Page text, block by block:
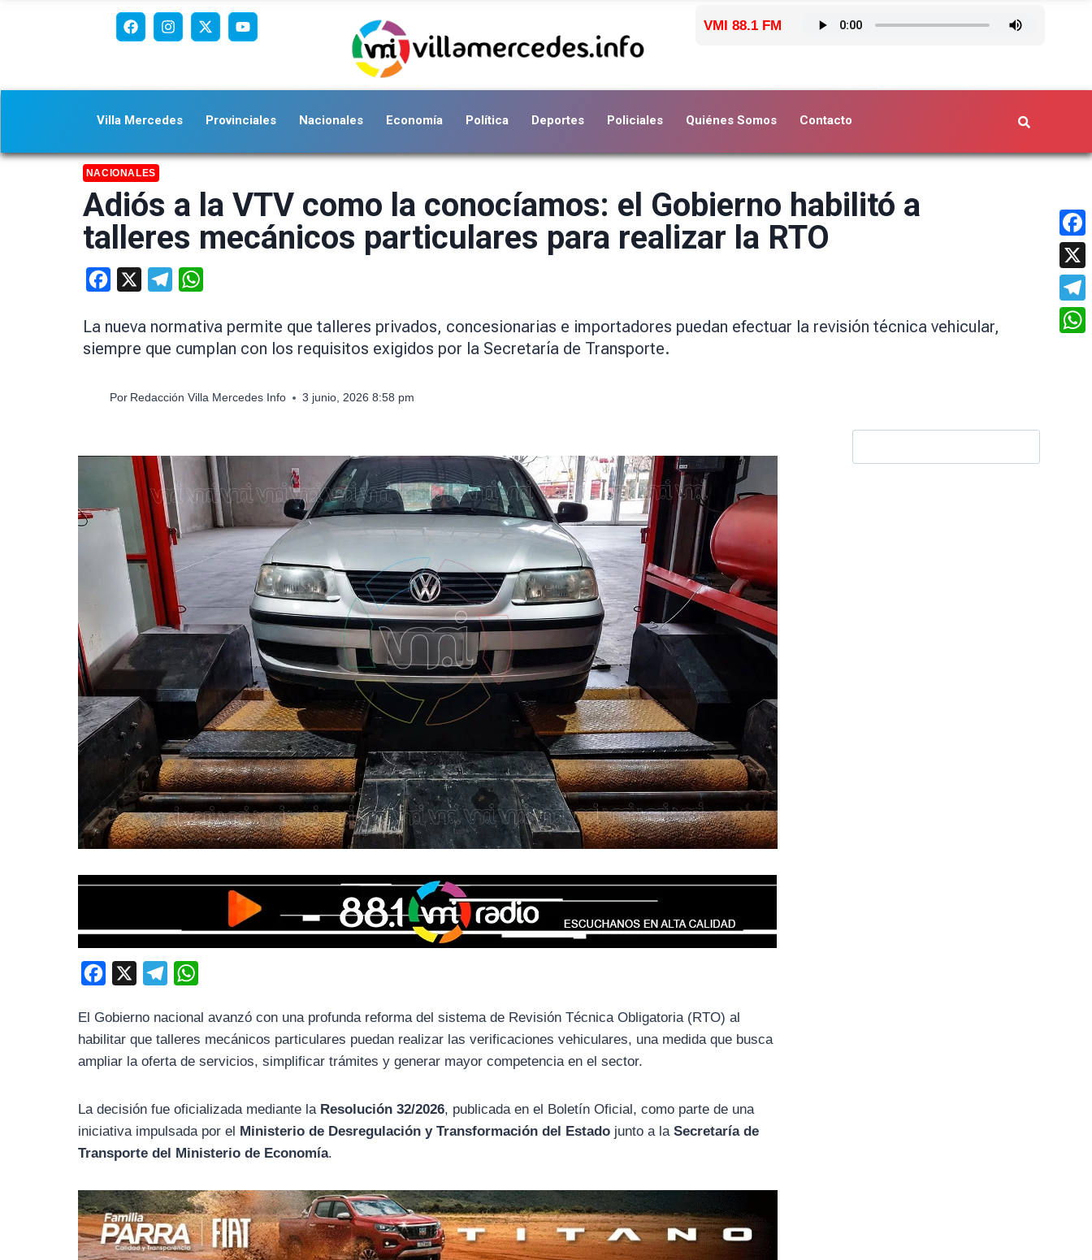
VMI 88.1 FM
Villa Mercedes Provinciales Nacionales Economía Política Deportes Policiales Quiénes Somos Contacto
NACIONALES
Adiós a la VTV como la conocíamos: el Gobierno habilitó a
talleres mecánicos particulares para realizar la RTO
Facebook Telegram
La nueva normativa permite que talleres privados, concesionarias e importadores puedan efectuar la revisión técnica vehicular,
siempre que cumplan con los requisitos exigidos por la Secretaría de Transporte.
Por Redacción Villa Mercedes Info 3 junio, 2026 8:58 pm
c
e
b
l
e
g
a
t
s
p
El Gobierno nacional avanzó con una profunda reforma del sistema de Revisión Técnica Obligatoria (RTO) al
habilitar que talleres mecánicos particulares puedan realizar las verificaciones vehiculares, una medida que busca
ampliar la oferta de servicios, simplificar trámites y generar mayor competencia en el sector.
La decisión fue oficializada mediante la Resolución 32/2026, publicada en el Boletín Oficial, como parte de una
iniciativa impulsada por el
Ministerio de Desregulación y Transformación del Estado junto a laSecretaría de
Transporte del Ministerio de Economía.
X